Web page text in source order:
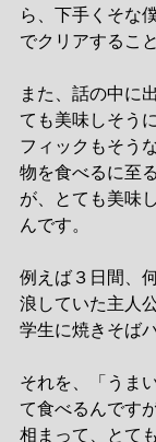
ら、下手くそな
でクリアするこ
また、話の中に
ても美味しそう
フィックもそう
物を食べるに至
が、とても美味
んです。
例えば３日間、
浪していた主人
学生に焼きそば
それを、「うま
て食べるんです
相まって、とて